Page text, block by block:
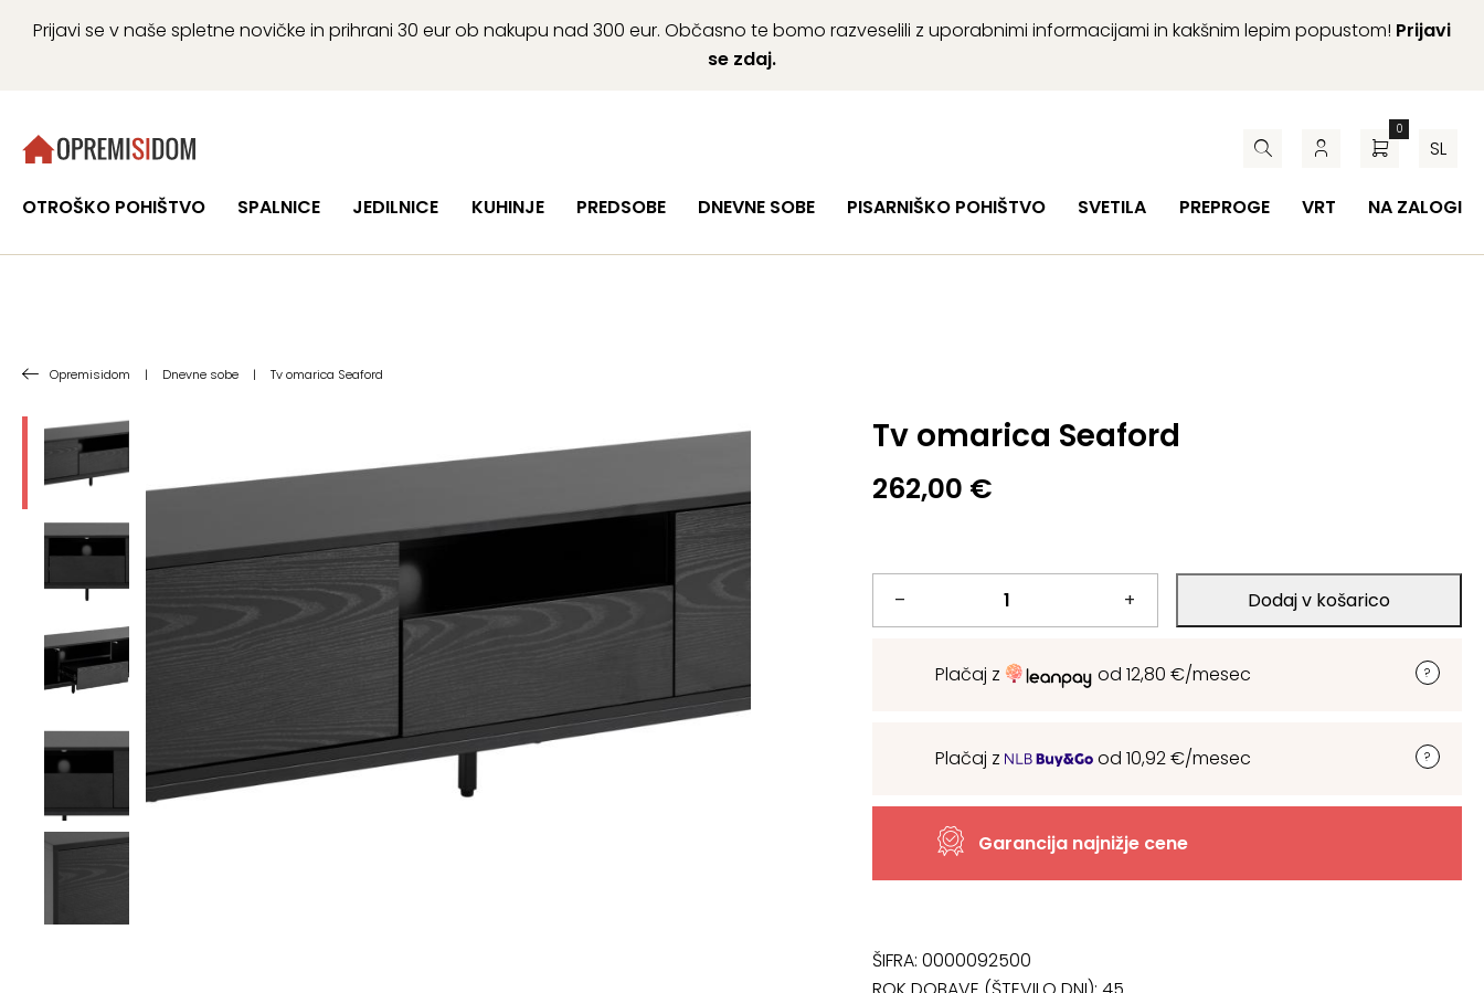
Prijavi se v naše spletne novičke in prihrani 30 eur ob nakupu nad 300 eur. Občasno te bomo razveselili z uporabnimi informacijami in kakšnim lepim popustom! Prijavi
se zdaj.
0
SL
OTROŠKO POHIŠTVO SPALNICE JEDILNICE KUHINJE PREDSOBE DNEVNE SOBE PISARNIŠKO POHIŠTVO SVETILA PREPROGE VRT NA ZALOGI
Opremisidom | Dnevne sobe | Tv omarica Seaford
Tv omarica Seaford
262,00 €
– + Dodaj v košarico
Plačaj z od 12,80 €/mesec
Plačaj z od 10,92€/mesec
Garancija najnižje cene
ŠIFRA: 0000092500